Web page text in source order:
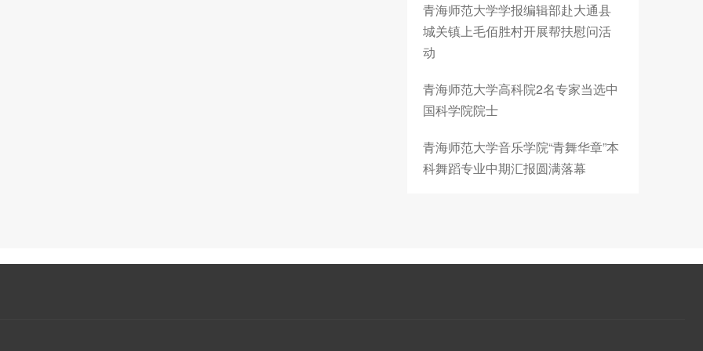
青海师范大学学报编辑部赴大通县
城关镇上毛佰胜村开展帮扶慰问活
动
青海师范大学高科院2名专家当选中
国科学院院士
青海师范大学音乐学院“青舞华章”本
科舞蹈专业中期汇报圆满落幕